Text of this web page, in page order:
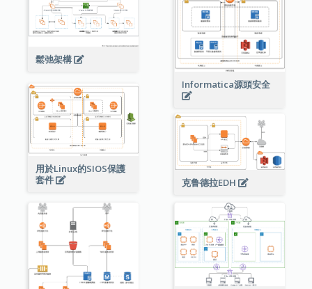
Informatica源頭安全
鬆弛架構
用於Linux的SIOS保護
套件
克鲁德拉EDH